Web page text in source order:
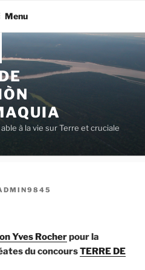
à la vie sur Terre et cruciale
Menu
Yves Rocherpour la
du concoursTERRE DE